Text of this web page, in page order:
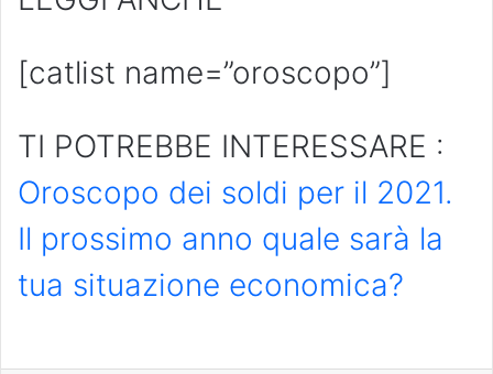
[catlist name=”oroscopo”]
TI POTREBBE INTERESSARE :
Oroscopo dei soldi per il 2021.
Il prossimo anno quale sarà la
tua situazione economica?